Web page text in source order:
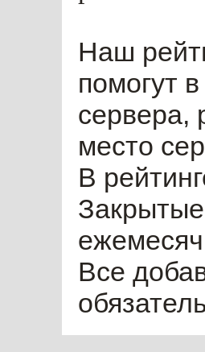
Наш
помогут
сервера,
место
В
Все